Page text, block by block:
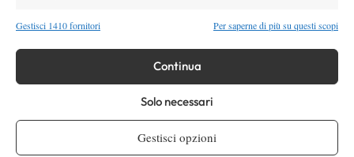
Gestisci 1410 fornitori Per saperne di più su questi scopi
Continua
Solo necessari
Gestisci opzioni